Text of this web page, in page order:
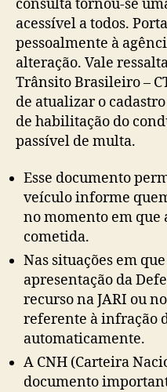
consulta tornou-se
acessível a todos.
pessoalmente à
alteração. Vale
Trânsito Brasileiro –
de atualizar o
de habilitação do
passível de multa.
Esse documento
veículo informe
no momento em
cometida.
Nas situações em
apresentação da
recurso na JARI ou
referente à infração
automaticamente.
A CNH (Carteira
documento